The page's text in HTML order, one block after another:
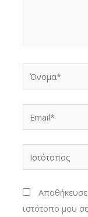
Όνομα*
Ιστότοπος
ιστότοπο μου